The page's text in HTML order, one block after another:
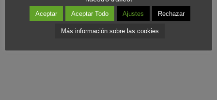
tiempos en los que el mercado nacional presenta
oportunidades. Por ello, felicitamos a tantas pymes de este país
que ven el mercado exterior como la perfecta salida para sus
Aceptar Aceptar Todo Ajustes Rechazar
Más información sobre las cookies